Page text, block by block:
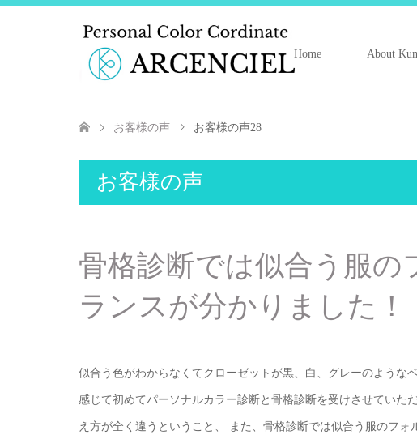
Home About
お客様の声 お客様の声28
お客様の声
骨格診断では似合う服の
ランスが分かりました！
似合う色がわからなくてクローゼットが黒、白、グレーのような
感じて初めてパーソナルカラー診断と骨格診断を受けさせていた
え方が全く違うということ、 また、骨格診断では似合う服のフ